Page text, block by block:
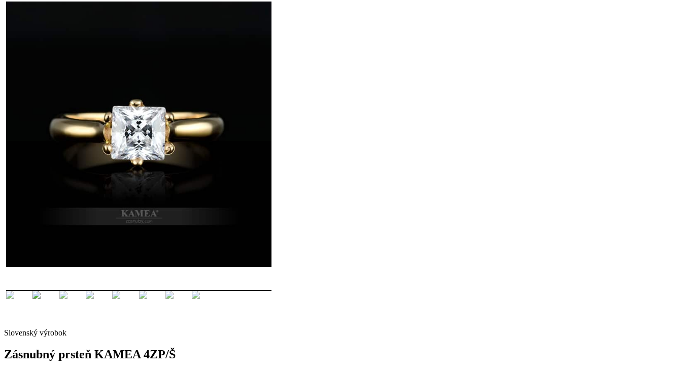
Slovenský výrobok
Zásnubný prsteň KAMEA 4ZP/Š